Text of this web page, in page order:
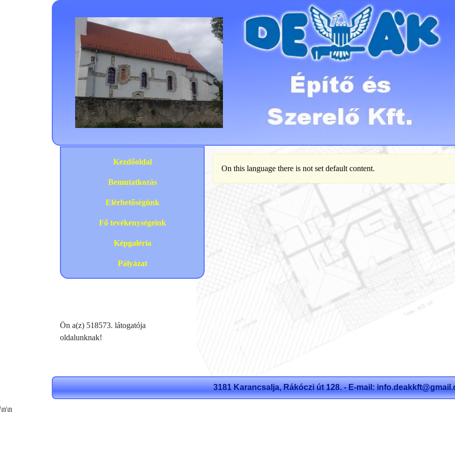
Kezdőoldal
Bemutatkozás
Elérhetőségünk
Fő tevékenységeink
Képgaléria
Pályázat
Ön a(z) 518573. látogatója
oldalunknak!
On this language there is not set default content.
3181 Karancsalja, Rákóczi út 128. - E-mail:
\n\n